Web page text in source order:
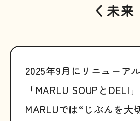
く未来
2025年9月にリニューア
「MARLU SOUPとDELI
MARLUでは“じぶんを大